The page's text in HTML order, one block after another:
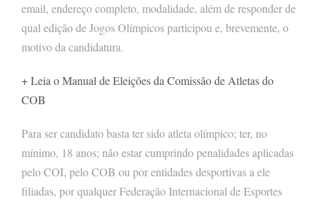
email, endereço completo, modalidade, além de responder de
qual edição de Jogos Olímpicos participou e, brevemente, o
motivo da candidatura.
+ Leia o Manual de Eleições da Comissão de Atletas do
COB
Para ser candidato basta ter sido atleta olímpico; ter, no
mínimo, 18 anos; não estar cumprindo penalidades aplicadas
pelo COI, pelo COB ou por entidades desportivas a ele
filiadas, por qualquer Federação Internacional de Esportes